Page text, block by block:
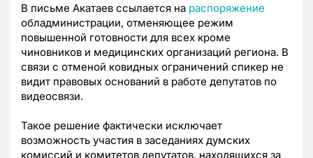
В письме Акатаев ссылается на распоряжение
обладминистрации, отменяющее режим
повышенной готовности для всех кроме
чиновников и медицинских организаций региона. В
связи с отменой ковидных ограничений спикер не
видит правовых оснований в работе депутатов по
видеосвязи.
Такое решение фактически исключает
возможность участия в заседаниях думских
комиссий и комитетов депутатов, находящихся за